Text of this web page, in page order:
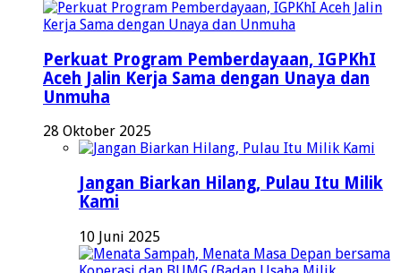
Perkuat Program Pemberdayaan, IGPKhI
Aceh Jalin Kerja Sama dengan Unaya dan
Unmuha
28 Oktober 2025
Jangan Biarkan Hilang, Pulau Itu Milik
Kami
10 Juni 2025